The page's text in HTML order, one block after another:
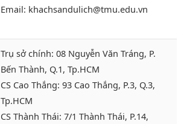
Email: khachsandulich@tmu.edu.vn
Trụ sở chính: 08 Nguyễn Văn Tráng, P.
Bến Thành, Q.1, Tp.HCM
CS Cao Thắng: 93 Cao Thắng, P.3, Q.3,
Tp.HCM
CS Thành Thái: 7/1 Thành Thái, P.14,